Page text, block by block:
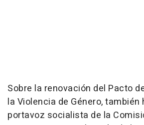
Sobre la renovación del Pacto
la Violencia de Género, también
portavoz socialista de la